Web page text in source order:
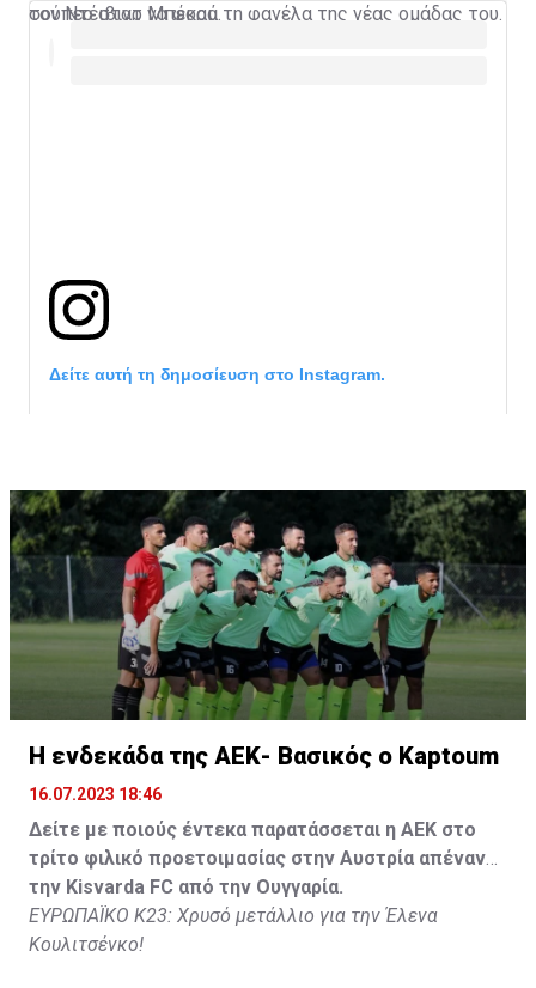
τον Ντέιβιντ Μπέκαμ.
σούπερ σταρ να φορά τη φανέλα της νέας ομάδας του.
Δείτε αυτή τη δημοσίευση στο Instagram.
H ενδεκάδα της ΑΕΚ- Βασικός ο Kaptoum
16.07.2023 18:46
Δείτε με ποιούς έντεκα παρατάσσεται η ΑΕΚ στο
τρίτο φιλικό προετοιμασίας στην Αυστρία απέναντι
την Kisvarda FC από την Ουγγαρία.
ΕΥΡΩΠΑΪΚΟ Κ23: Χρυσό μετάλλιο για την Έλενα
Κουλιτσένκο!